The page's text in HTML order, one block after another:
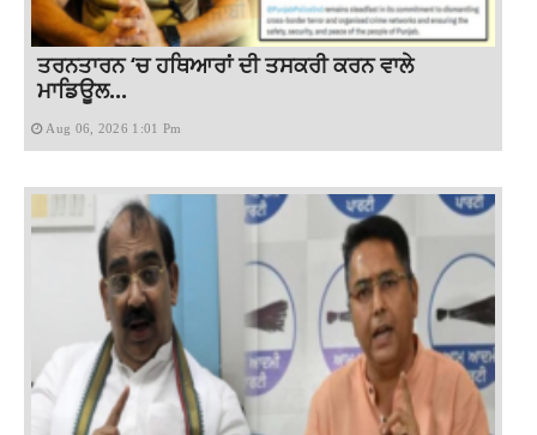
ਤਰਨਤਾਰਨ ‘ਚ ਹਥਿਆਰਾਂ ਦੀ ਤਸਕਰੀ ਕਰਨ ਵਾਲੇ
ਮਾਡਿਊਲ...
Aug 06, 2026 1:01 Pm